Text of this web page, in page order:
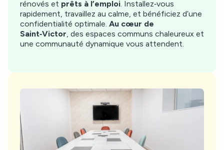
rénovés et prêts à l’emploi. Installez‑vous
rapidement, travaillez au calme, et bénéficiez d’une
confidentialité optimale. Au cœur de
Saint‑Victor, des espaces communs chaleureux et
une communauté dynamique vous attendent.